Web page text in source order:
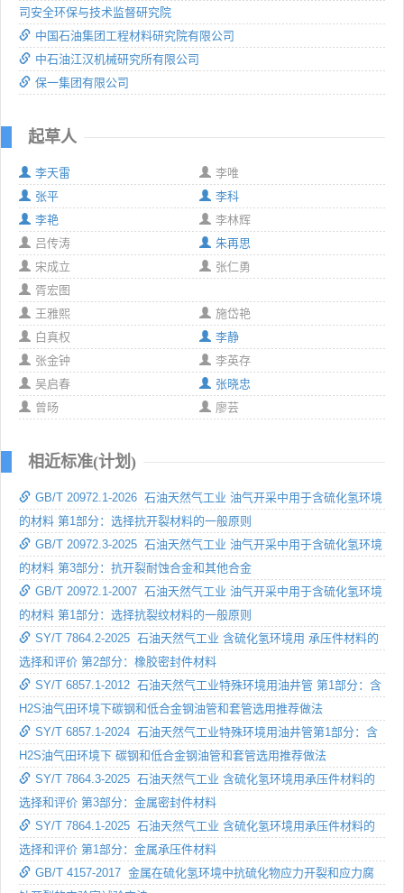
司安全环保与技术监督研究院
中国石油集团工程材料研究院有限公司
中石油江汉机械研究所有限公司
保一集团有限公司
起草人
李天雷
李唯
张平
李科
李艳
李林辉
吕传涛
朱再思
宋成立
张仁勇
胥宏图
王雅熙
施岱艳
白真权
李静
张金钟
李英存
吴启春
张晓忠
曾旸
廖芸
相近标准(计划)
GB/T 20972.1-2026 石油天然气工业 油气开采中用于含硫化氢环境
的材料 第1部分：选择抗开裂材料的一般原则
GB/T 20972.3-2025 石油天然气工业 油气开采中用于含硫化氢环境
的材料 第3部分：抗开裂耐蚀合金和其他合金
GB/T 20972.1-2007 石油天然气工业 油气开采中用于含硫化氢环境
的材料 第1部分：选择抗裂纹材料的一般原则
SY/T 7864.2-2025 石油天然气工业 含硫化氢环境用 承压件材料的
选择和评价 第2部分：橡胶密封件材料
SY/T 6857.1-2012 石油天然气工业特殊环境用油井管 第1部分：含
H2S油气田环境下碳钢和低合金钢油管和套管选用推荐做法
SY/T 6857.1-2024 石油天然气工业特殊环境用油井管第1部分：含
H2S油气田环境下 碳钢和低合金钢油管和套管选用推荐做法
SY/T 7864.3-2025 石油天然气工业 含硫化氢环境用承压件材料的
选择和评价 第3部分：金属密封件材料
SY/T 7864.1-2025 石油天然气工业 含硫化氢环境用承压件材料的
选择和评价 第1部分：金属承压件材料
GB/T 4157-2017 金属在硫化氢环境中抗硫化物应力开裂和应力腐